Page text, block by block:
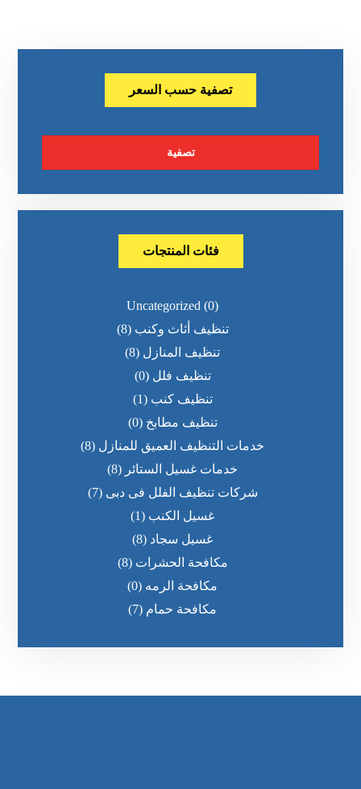
تصفية حسب السعر
تصفية
فئات المنتجات
Uncategorized (0)
تنظيف أثاث وكنب (8)
تنظيف المنازل (8)
تنظيف فلل (0)
تنظيف كنب (1)
تنظيف مطابخ (0)
خدمات التنظيف العميق للمنازل (8)
خدمات غسيل الستائر (8)
شركات تنظيف الفلل فى دبى (7)
غسيل الكنب (1)
غسيل سجاد (8)
مكافحة الحشرات (8)
مكافحة الرمه (0)
مكافحة حمام (7)